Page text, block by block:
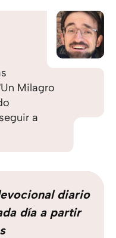
Milagro
a
diario
día a partir